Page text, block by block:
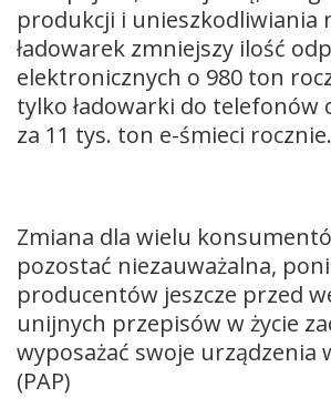
produkcji i unieszkodliwiania
ładowarek zmniejszy ilość
elektronicznych o 980 ton
tylko ładowarki do telefonów
za 11 tys. ton e-śmieci rocznie.
Zmiana dla wielu
pozostać niezauważalna,
producentów jeszcze przed
unijnych przepisów w życie
wyposażać swoje urządzenia
(PAP)